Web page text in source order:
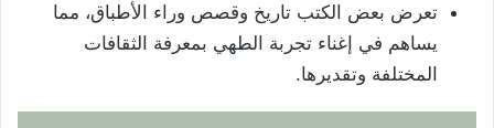
تعرض بعض الكتب تاريخ وقصص وراء الأطباق، مما
يساهم في إغناء تجربة الطهي بمعرفة الثقافات
المختلفة وتقديرها.